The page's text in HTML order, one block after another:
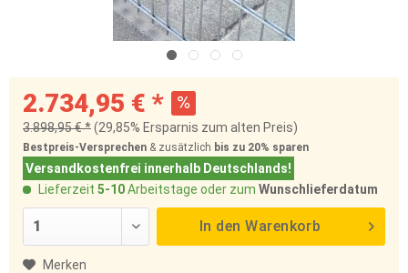
2.734,95 € *
3.898,95 € *(29,85% Ersparnis zum alten Preis)
Bestpreis-Versprechen & zusätzlich bis zu 20% sparen
Versandkostenfrei innerhalb Deutschlands!
Lieferzeit 5-10Arbeitstage oder zum Wunschlieferdatum
In den Warenkorb
Merken